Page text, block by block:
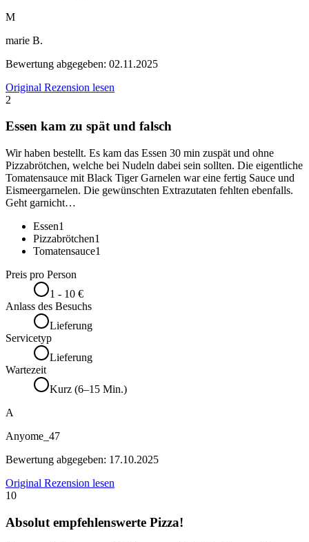
M
marie B.
Bewertung abgegeben: 02.11.2025
Original Rezension lesen
2
Essen kam zu spät und falsch
Wir haben bestellt. Es kam das Essen 30 min zuspät und ohne
Pizzabrötchen, welche bei Nudeln dabei sein sollten. Die eigentliche
Tomatensauce mit Black Tiger Garnelen war eine fertig Sauce und
Eismeergarnelen. Die gewünschten Extrazutaten fehlten ebenfalls.
Geht garnicht…
Essen1
Pizzabrötchen1
Tomatensauce1
Preis pro Person
1 - 10 €
Anlass des Besuchs
Lieferung
Servicetyp
Lieferung
Wartezeit
Kurz (6–15 Min.)
A
Anyome_47
Bewertung abgegeben: 17.10.2025
Original Rezension lesen
10
Absolut empfehlenswerte Pizza!